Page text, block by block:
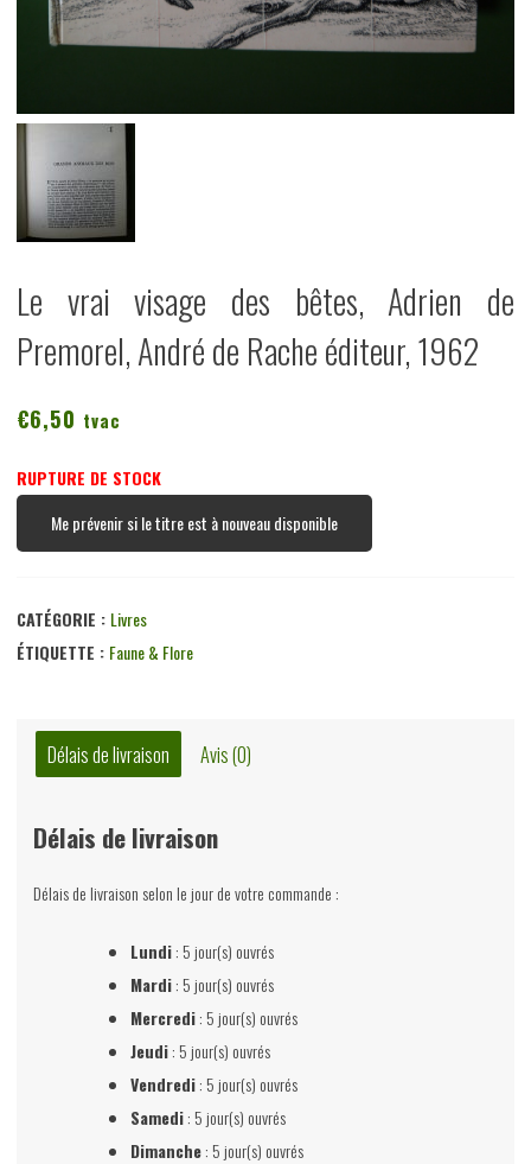
Le vrai visage des bêtes, Adrien de
Premorel, André de Rache éditeur, 1962
€6,50 tvac
RUPTURE DE STOCK
Me prévenir si le titre est à nouveau disponible
CATÉGORIE : Livres
ÉTIQUETTE : Faune & Flore
Délais de livraison Avis (0)
Délais de livraison
Délais de livraison selon le jour de votre commande :
Lundi: 5 jour(s) ouvrés
Mardi: 5 jour(s) ouvrés
Mercredi: 5 jour(s) ouvrés
Jeudi: 5 jour(s) ouvrés
Vendredi: 5 jour(s) ouvrés
Samedi: 5 jour(s) ouvrés
Dimanche: 5 jour(s) ouvrés